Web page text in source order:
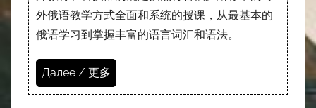
外俄语教学方式全面和系统的授课，从最基本的
俄语学习到掌握丰富的语言词汇和语法。
Далее / 更多